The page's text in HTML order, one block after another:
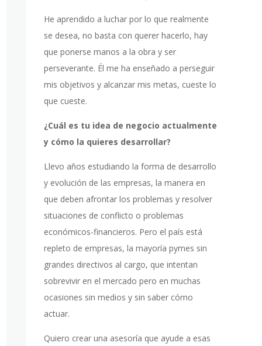
He aprendido a luchar por lo que realmente
se desea, no basta con querer hacerlo, hay
que ponerse manos a la obra y ser
perseverante. Él me ha enseñado a perseguir
mis objetivos y alcanzar mis metas, cueste lo
que cueste.
¿Cuál es tu idea de negocio actualmente
y cómo la quieres desarrollar?
Llevo años estudiando la forma de desarrollo
y evolución de las empresas, la manera en
que deben afrontar los problemas y resolver
situaciones de conflicto o problemas
económicos-financieros. Pero el país está
repleto de empresas, la mayoría pymes sin
grandes directivos al cargo, que intentan
sobrevivir en el mercado pero en muchas
ocasiones sin medios y sin saber cómo
actuar.
Quiero crear una asesoría que ayude a esas